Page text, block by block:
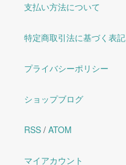
支払い方法について
特定商取引法に基づく表記
プライバシーポリシー
ショップブログ
RSS / ATOM
マイアカウント